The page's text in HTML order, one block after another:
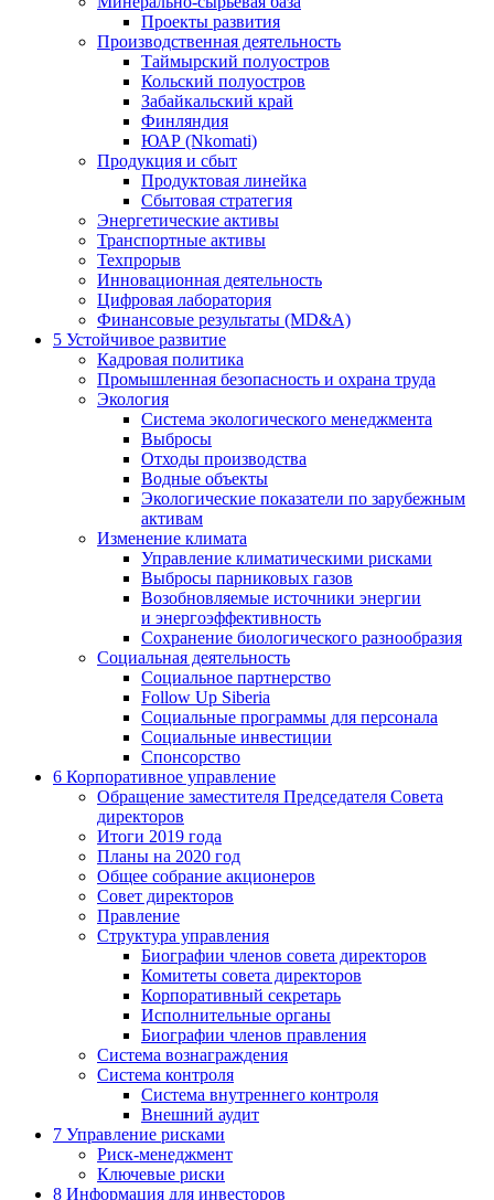
Проекты развития
Производственная деятельность
Таймырский полуостров
Кольский полуостров
Забайкальский край
Финляндия
ЮАР (Nkomati)
Продукция и сбыт
Продуктовая линейка
Сбытовая стратегия
Энергетические активы
Транспортные активы
Техпрорыв
Инновационная деятельность
Цифровая лаборатория
Финансовые результаты (MD&A)
5 Устойчивое развитие
Кадровая политика
Промышленная безопасность и охрана труда
Экология
Система экологического менеджмента
Выбросы
Отходы производства
Водные объекты
Экологические показатели по зарубежным
активам
Изменение климата
Управление климатическими рисками
Выбросы парниковых газов
Возобновляемые источники энергии
и энергоэффективность
Сохранение биологического разнообразия
Социальная деятельность
Социальное партнерство
Follow Up Siberia
Социальные программы для персонала
Социальные инвестиции
Спонсорство
6 Корпоративное управление
Обращение заместителя Председателя Совета
директоров
Итоги 2019 года
Планы на 2020 год
Общее собрание акционеров
Совет директоров
Правление
Структура управления
Биографии членов совета директоров
Комитеты совета директоров
Корпоративный секретарь
Исполнительные органы
Биографии членов правления
Система вознаграждения
Система контроля
Система внутреннего контроля
Внешний аудит
7 Управление рисками
Риск-менеджмент
Ключевые риски
8 Информация для инвесторов